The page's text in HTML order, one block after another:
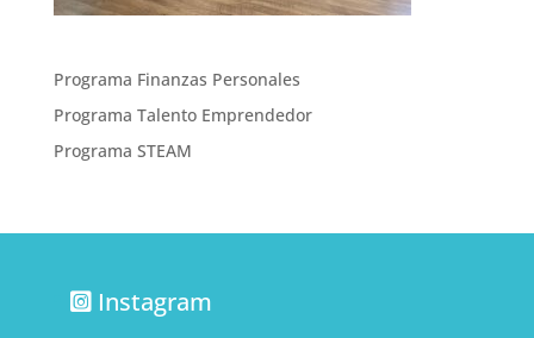
Programa Finanzas Personales
Programa Talento Emprendedor
Programa STEAM
Instagram